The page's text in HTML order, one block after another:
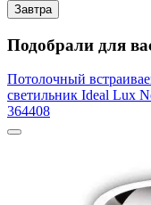
Завтра
Подобрали для
Потолочный
светильник Ideal Lux
364408